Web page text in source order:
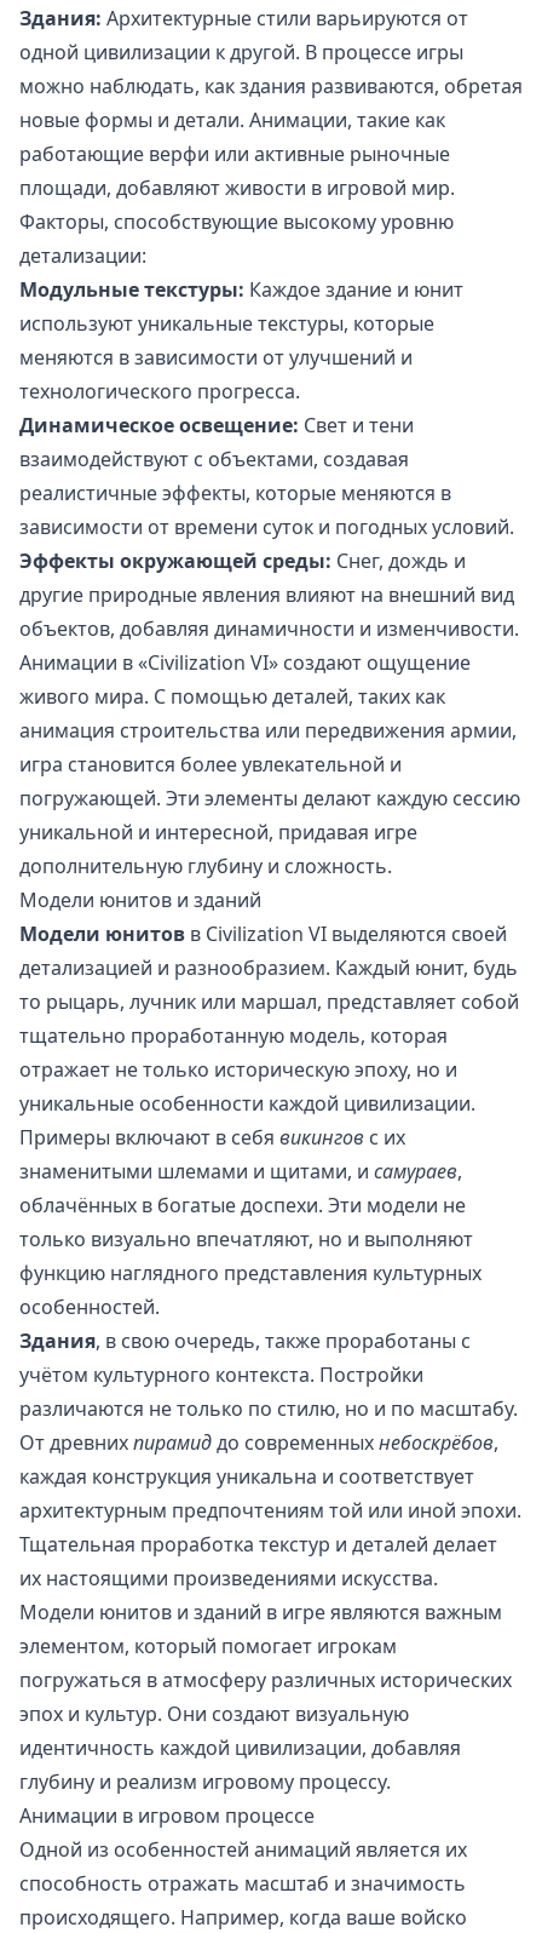
Здания: Архитектурные стили варьируются от
одной цивилизации к другой. В процессе игры
можно наблюдать, как здания развиваются, обретая
новые формы и детали. Анимации, такие как
работающие верфи или активные рыночные
площади, добавляют живости в игровой мир.
Факторы, способствующие высокому уровню
детализации:
Модульные текстуры: Каждое здание и юнит
используют уникальные текстуры, которые
меняются в зависимости от улучшений и
технологического прогресса.
Динамическое освещение: Свет и тени
взаимодействуют с объектами, создавая
реалистичные эффекты, которые меняются в
зависимости от времени суток и погодных условий.
Эффекты окружающей среды: Снег, дождь и
другие природные явления влияют на внешний вид
объектов, добавляя динамичности и изменчивости.
Анимации в «Civilization VI» создают ощущение
живого мира. С помощью деталей, таких как
анимация строительства или передвижения армии,
игра становится более увлекательной и
погружающей. Эти элементы делают каждую сессию
уникальной и интересной, придавая игре
дополнительную глубину и сложность.
Модели юнитов и зданий
Модели юнитов в Civilization VI выделяются своей
детализацией и разнообразием. Каждый юнит, будь
то рыцарь, лучник или маршал, представляет собой
тщательно проработанную модель, которая
отражает не только историческую эпоху, но и
уникальные особенности каждой цивилизации.
Примеры включают в себя викингов с их
знаменитыми шлемами и щитами, и самураев,
облачённых в богатые доспехи. Эти модели не
только визуально впечатляют, но и выполняют
функцию наглядного представления культурных
особенностей.
Здания, в свою очередь, также проработаны с
учётом культурного контекста. Постройки
различаются не только по стилю, но и по масштабу.
От древнихпирамиддо современныхнебоскрёбов,
каждая конструкция уникальна и соответствует
архитектурным предпочтениям той или иной эпохи.
Тщательная проработка текстур и деталей делает
их настоящими произведениями искусства.
Модели юнитов и зданий в игре являются важным
элементом, который помогает игрокам
погружаться в атмосферу различных исторических
эпох и культур. Они создают визуальную
идентичность каждой цивилизации, добавляя
глубину и реализм игровому процессу.
Анимации в игровом процессе
Одной из особенностей анимаций является их
способность отражать масштаб и значимость
происходящего. Например, когда ваше войско